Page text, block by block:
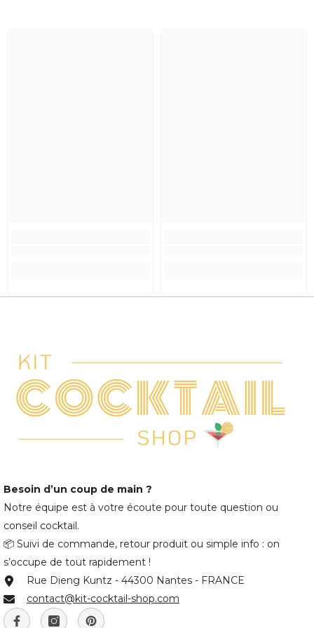
Besoin d’un coup de main ?
Notre équipe est à votre écoute pour toute question ou
conseil cocktail.
📦 Suivi de commande, retour produit ou simple info : on
s’occupe de tout rapidement !
Rue Dieng Kuntz - 44300 Nantes - FRANCE
contact@kit-cocktail-shop.com